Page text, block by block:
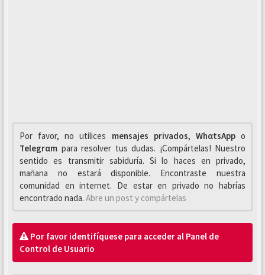
Por favor, no utilices mensajes privados, WhαtsAppo
Telegrαm para resolver tus dudas. ¡Compártelas! Nuestro
sentido es transmitir sabiduría. Si lo haces en privado,
mañana no estará disponible. Encontraste nuestra
comunidad en internet. De estar en privado no habrías
encontrado nada. Abre un post y compártelas
Por favor identifíquese para acceder al Panel de
Control de Usuario